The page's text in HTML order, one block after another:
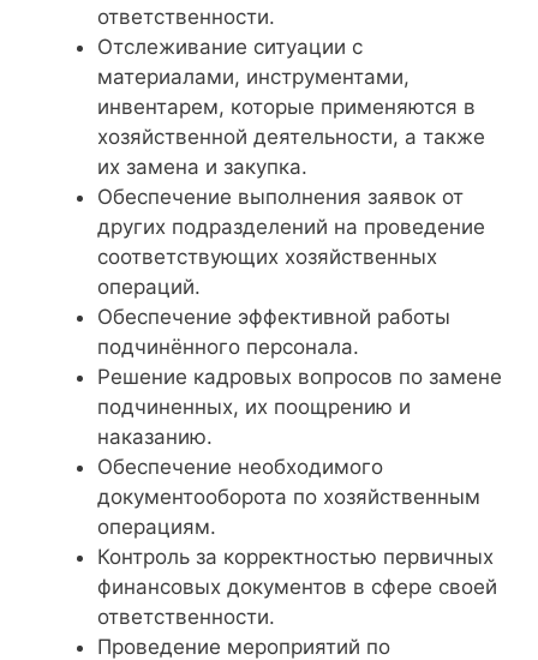
ответственности.
Отслеживание ситуации с
материалами, инструментами,
инвентарем, которые применяются в
хозяйственной деятельности, а также
их замена и закупка.
Обеспечение выполнения заявок от
других подразделений на проведение
соответствующих хозяйственных
операций.
Обеспечение эффективной работы
подчинённого персонала.
Решение кадровых вопросов по замене
подчиненных, их поощрению и
наказанию.
Обеспечение необходимого
документооборота по хозяйственным
операциям.
Контроль за корректностью первичных
финансовых документов в сфере своей
ответственности.
Проведение мероприятий по